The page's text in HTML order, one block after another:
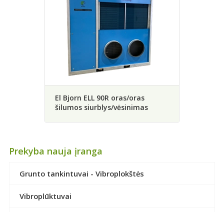
El Bjorn ELL 90R oras/oras
šilumos siurblys/vėsinimas
Prekyba nauja įranga
Grunto tankintuvai - Vibroplokštės
Vibroplūktuvai